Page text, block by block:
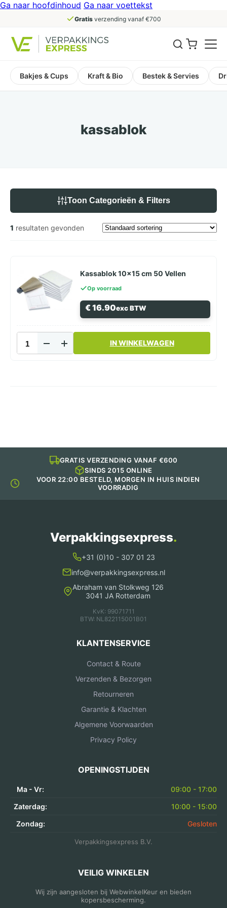
Ga naar hoofdinhoud Ga naar voettekst
Gratisverzending vanaf €700
Bakjes & Cups Kraft & Bio Bestek & Servies
kassablok
Toon Categorieën & Filters
1 resultaten gevonden
Kassablok 10×15 cm 50 Vellen
Op voorraad
€16.90exc BTW
10x15
cm
IN WINKELWAGEN
GRATIS VERZENDING VANAF €600
SINDS 2015 ONLINE
VOOR 22:00 BESTELD, MORGEN IN HUIS INDIEN
VOORRADIG
Verpakkingsexpress.
+31 (0)10 - 307 01 23
info@verpakkingsexpress.nl
Abraham van Stolkweg 126
3041 JA Rotterdam
KvK: 99071711
BTW: NL822115001B01
KLANTENSERVICE
Contact & Route
Verzenden & Bezorgen
Retourneren
Garantie & Klachten
Algemene Voorwaarden
Privacy Policy
OPENINGSTIJDEN
Ma - Vr:
09:00 - 17:00
Zaterdag:
10:00 - 15:00
Zondag:
Gesloten
Verpakkingsexpress B.V.
VEILIG WINKELEN
Wij zijn aangesloten bij WebwinkelKeur en bieden
kopersbescherming.